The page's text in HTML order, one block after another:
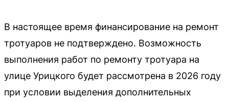
В настоящее время финансирование на ремонт
тротуаров не подтверждено. Возможность
выполнения работ по ремонту тротуара на
улице Урицкого будет рассмотрена в 2026 году
при условии выделения дополнительных